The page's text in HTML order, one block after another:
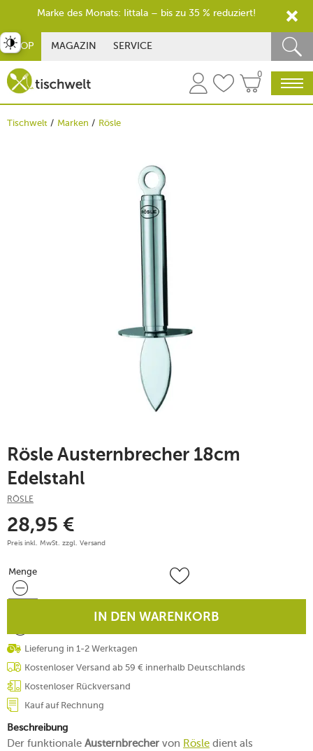
SHOP MAGAZIN SERVICE
0
Tischwelt Marken Rösle
Rösle Austernbrecher 18cm
Edelstahl
RÖSLE
28,95 €
Preis inkl. MwSt. zzgl. Versand
Menge
Menge
IN DEN WARENKORB
Lieferung in 1-2 Werktagen
Kostenloser Versand ab 59 € innerhalb Deutschlands
Kostenloser Rückversand
Kauf auf Rechnung
Beschreibung
Der funktionale Austernbrecher von Rösle dient als
umschalten
Marke des Monats: Iittala – bis zu 35 % reduziert!